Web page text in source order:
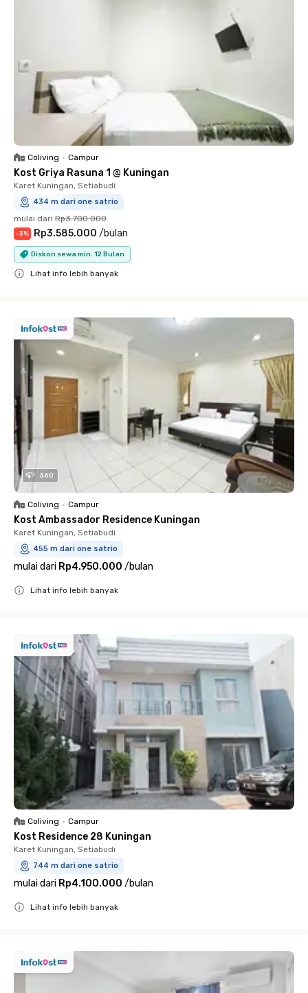
Coliving • Campur
Kost Griya Rasuna 1 @ Kuningan
Karet Kuningan, Setiabudi
434 m dari one satrio
mulai dari Rp3.700.000
-3% Rp3.585.000 /bulan
Diskon sewa min. 12 Bulan
Lihat info lebih banyak
360
Coliving • Campur
Kost Ambassador Residence Kuningan
Karet Kuningan, Setiabudi
455 m dari one satrio
mulai dari Rp4.950.000 /bulan
Lihat info lebih banyak
Coliving • Campur
Kost Residence 28 Kuningan
Karet Kuningan, Setiabudi
744 m dari one satrio
mulai dari Rp4.100.000 /bulan
Lihat info lebih banyak